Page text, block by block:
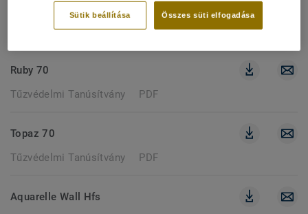
CLASSIC 40
Tűzvédelmi Tanúsítvány
PDF
Ruby 70
Tűzvédelmi Tanúsítvány
PDF
Topaz 70
Tűzvédelmi Tanúsítvány
PDF
Aquarelle Wall Hfs
Összes süti elfogadása
Sütik beállítása